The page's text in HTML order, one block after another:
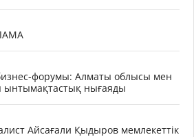
форумы: Алматы облысы мен
ынтымақтастық нығаяды
Айсағали Қыдыров мемлекеттік